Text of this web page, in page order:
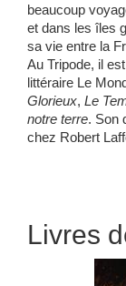
beaucoup
et dans les îles
sa vie entre la
Au Tripode, il
littéraire Le
Glorieux, Le
notre terre. Son
chez Robert
Livres